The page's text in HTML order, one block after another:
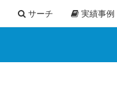
サーチ 実績事例